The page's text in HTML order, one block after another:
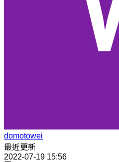
domotowei
最近更新
2022-07-19 15:56